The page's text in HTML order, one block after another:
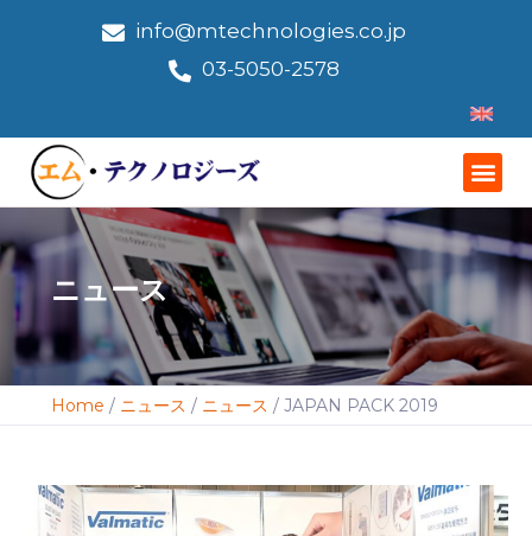
info@mtechnologies.co.jp
03-5050-2578
ニュース
Home / ニュース / ニュース /JAPAN PACK 2019